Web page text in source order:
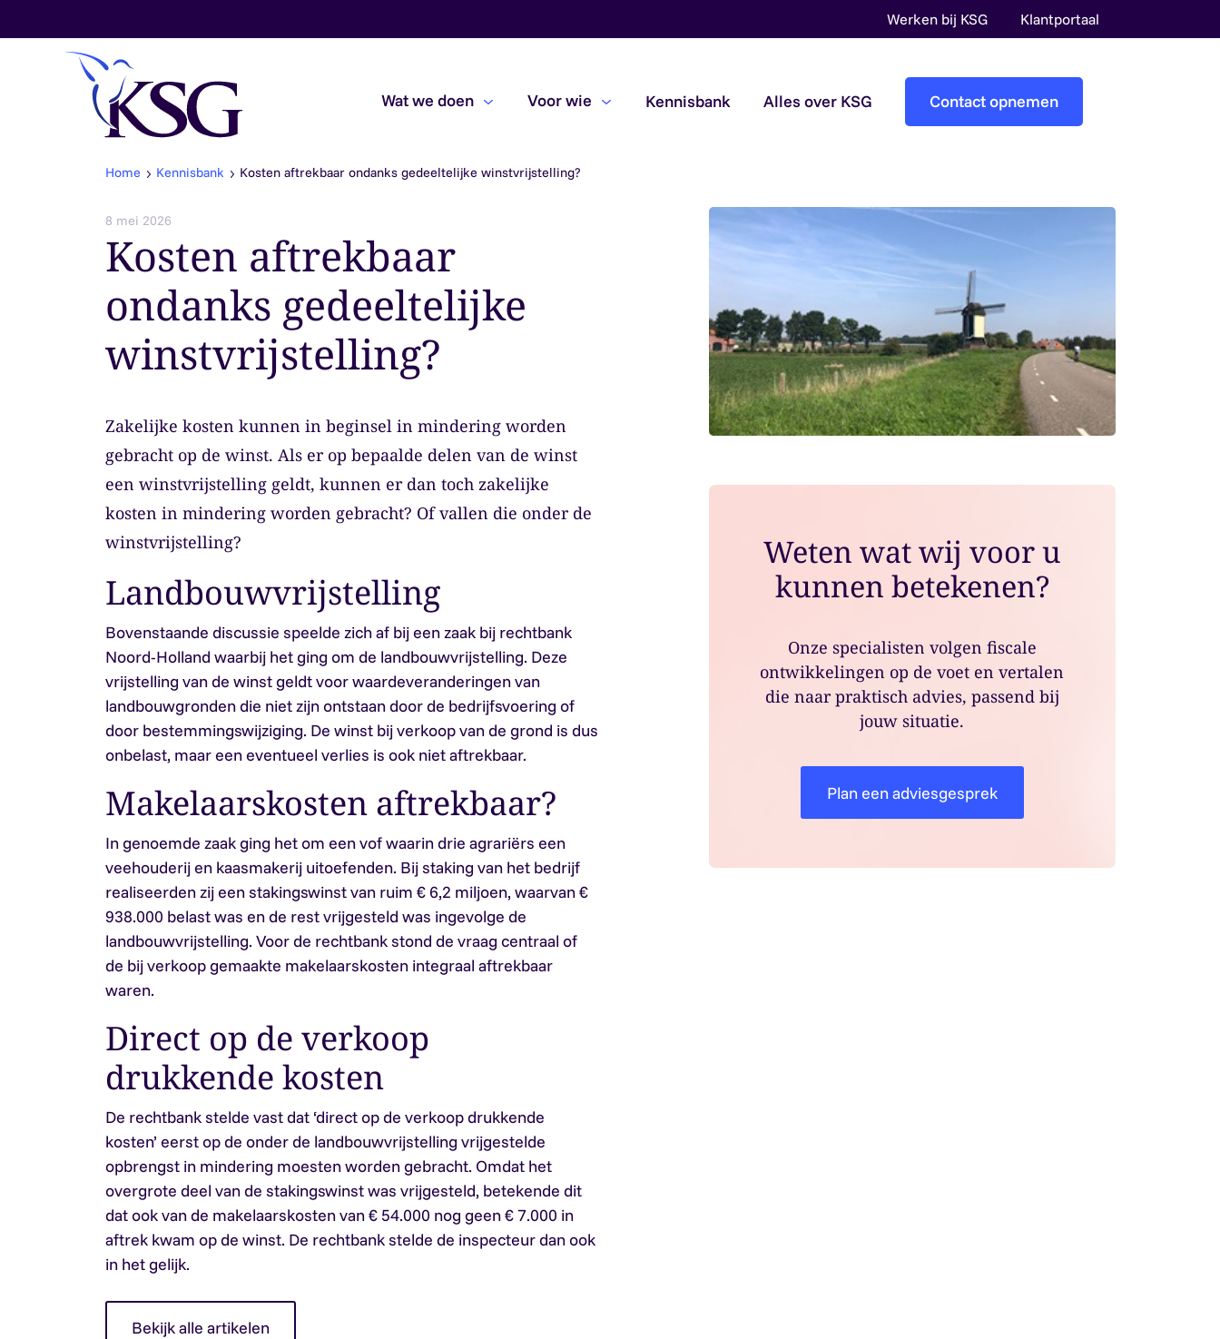
Werken bij KSG Klantportaal
Wat we doen
Belastingadvies
Payroll & Loonadvies
Accountancy & Bedrijfsadvies
Beoordelingsopdrachten
Pre-audit services
Overheidsaccountants
Voor wie Kennisbank Alles over KSG Contact opnemen
Home Kennisbank Kosten aftrekbaar ondanks gedeeltelijke winstvrijstelling?
8 mei 2026
Kosten aftrekbaar
ondanks gedeeltelijke
winstvrijstelling?
Zakelijke kosten kunnen in beginsel in mindering worden
gebracht op de winst. Als er op bepaalde delen van de winst
een winstvrijstelling geldt, kunnen er dan toch zakelijke
kosten in mindering worden gebracht? Of vallen die onder de
winstvrijstelling?
Landbouwvrijstelling
Bovenstaande discussie speelde zich af bij een zaak bij rechtbank
Noord-Holland waarbij het ging om de landbouwvrijstelling. Deze
vrijstelling van de winst geldt voor waardeveranderingen van
landbouwgronden die niet zijn ontstaan door de bedrijfsvoering of
door bestemmingswijziging. De winst bij verkoop van de grond is dus
onbelast, maar een eventueel verlies is ook niet aftrekbaar.
Makelaarskosten aftrekbaar?
In genoemde zaak ging het om een vof waarin drie agrariërs een
veehouderij en kaasmakerij uitoefenden. Bij staking van het bedrijf
realiseerden zij een stakingswinst van ruim € 6,2 miljoen, waarvan €
938.000 belast was en de rest vrijgesteld was ingevolge de
landbouwvrijstelling. Voor de rechtbank stond de vraag centraal of
de bij verkoop gemaakte makelaarskosten integraal aftrekbaar
waren.
Direct op de verkoop
drukkende kosten
De rechtbank stelde vast dat ‘direct op de verkoop drukkende
kosten’ eerst op de onder de landbouwvrijstelling vrijgestelde
opbrengst in mindering moesten worden gebracht. Omdat het
overgrote deel van de stakingswinst was vrijgesteld, betekende dit
dat ook van de makelaarskosten van € 54.000 nog geen € 7.000 in
aftrek kwam op de winst. De rechtbank stelde de inspecteur dan ook
in het gelijk.
Bekijk alle artikelen
Weten wat wij voor u
kunnen betekenen?
Onze specialisten volgen fiscale
ontwikkelingen op de voet en vertalen
die naar praktisch advies, passend bij
jouw situatie.
Plan een adviesgesprek